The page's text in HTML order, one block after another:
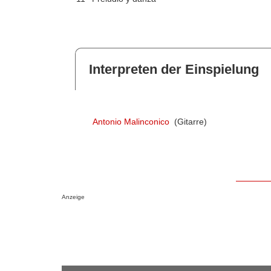
Interpreten der Einspielung
Antonio Malinconico (Gitarre)
Anzeige